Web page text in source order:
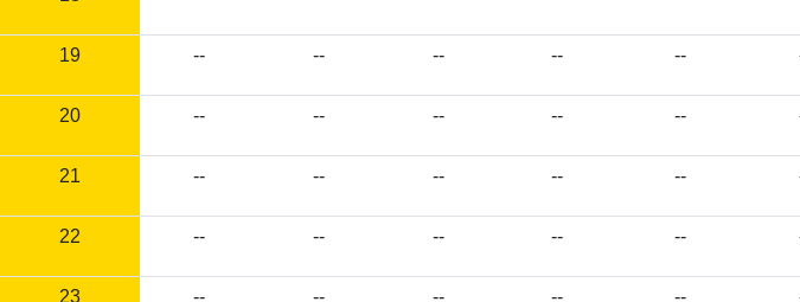
19 -- -- -- -- --
20 -- -- -- -- --
21 -- -- -- -- --
22 -- -- -- -- --
23 -- -- -- -- --